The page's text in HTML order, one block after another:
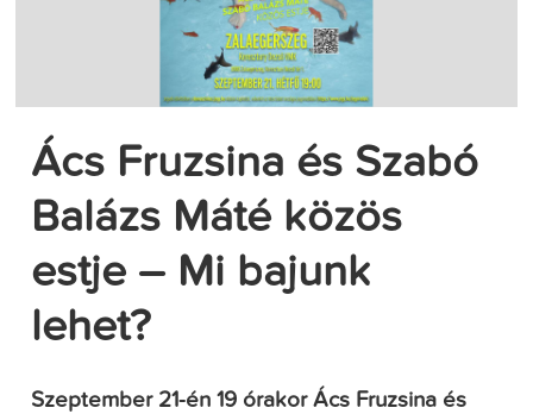
Ács Fruzsina és Szabó
Balázs Máté közös
estje – Mi bajunk
lehet?
Szeptember 21-én 19 órakor Ács Fruzsina és